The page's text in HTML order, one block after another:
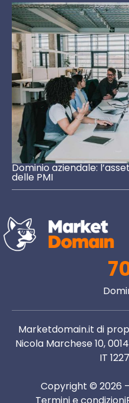
Dominio aziendale:
delle PMI
Marketdomain.it di
Nicola Marchese 10,
IT
Copyright © 2026